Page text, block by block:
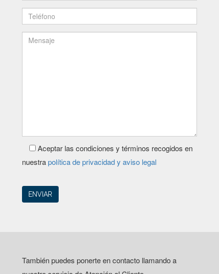
Aceptar las condiciones y términos recogidos en
nuestrapolítica de privacidad y aviso legal
También puedes ponerte en contacto llamando a